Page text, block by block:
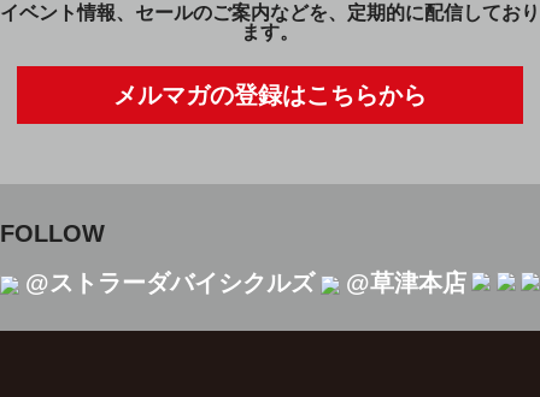
イベント情報、セールのご案内などを、定期的に配信しており
ます。
メルマガの登録はこちらから
FOLLOW
@ストラーダバイシクルズ
@草津本店